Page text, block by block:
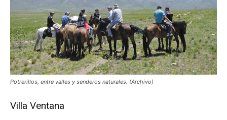
Potrerillos, entre valles y senderos naturales. (Archivo)
Villa Ventana